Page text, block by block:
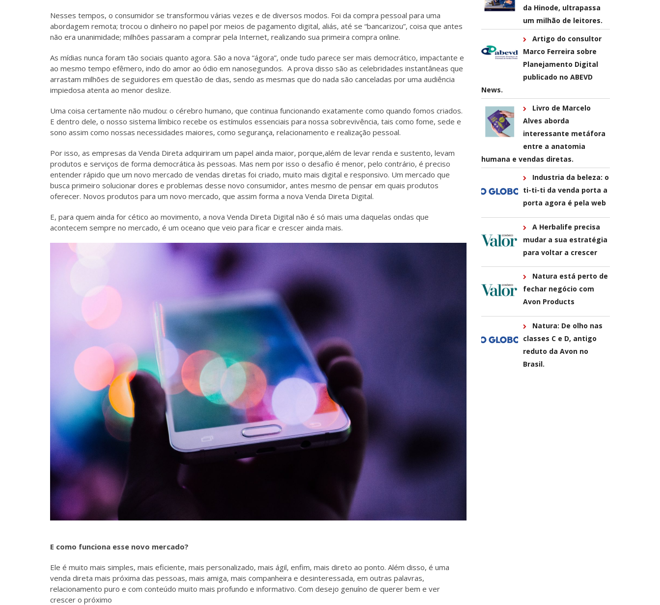
Nesses tempos, o consumidor se transformou várias vezes e de diversos modos. Foi da compra pessoal para uma
abordagem remota; trocou o dinheiro no papel por meios de pagamento digital, aliás, até se “bancarizou”, coisa que antes
não era unanimidade; milhões passaram a comprar pela Internet, realizando sua primeira compra online.
As mídias nunca foram tão sociais quanto agora. São a nova “ágora”, onde tudo parece ser mais democrático, impactante e
ao mesmo tempo efêmero, indo do amor ao ódio em nanosegundos. A prova disso são as celebridades instantâneas que
arrastam milhões de seguidores em questão de dias, sendo as mesmas que do nada são canceladas por uma audiência
impiedosa atenta ao menor deslize.
Uma coisa certamente não mudou: o cérebro humano, que continua funcionando exatamente como quando fomos criados.
E dentro dele, o nosso sistema límbico recebe os estímulos essenciais para nossa sobrevivência, tais como fome, sede e
sono assim como nossas necessidades maiores, como segurança, relacionamento e realização pessoal.
Por isso, as empresas da Venda Direta adquiriram um papel ainda maior, porque,além de levar renda e sustento, levam
produtos e serviços de forma democrática às pessoas. Mas nem por isso o desafio é menor, pelo contrário, é preciso
entender rápido que um novo mercado de vendas diretas foi criado, muito mais digital e responsivo. Um mercado que
busca primeiro solucionar dores e problemas desse novo consumidor, antes mesmo de pensar em quais produtos
oferecer. Novos produtos para um novo mercado, que assim forma a nova Venda Direta Digital.
E, para quem ainda for cético ao movimento, a nova Venda Direta Digital não é só mais uma daquelas ondas que
acontecem sempre no mercado, é um oceano que veio para ficar e crescer ainda mais.
E como funciona esse novo mercado?
Ele é muito mais simples, mais eficiente, mais personalizado, mais ágil, enfim, mais direto ao ponto. Além disso, é uma
venda direta mais próxima das pessoas, mais amiga, mais companheira e desinteressada, em outras palavras,
relacionamento puro e com conteúdo muito mais profundo e informativo. Com desejo genuíno de querer bem e ver
crescer o próximo
da Hinode, ultrapassa
um milhão de leitores.
Artigo do consultor
Marco Ferreira sobre
Planejamento Digital
publicado no ABEVD
News.
Livro de Marcelo
Alves aborda
interessante metáfora
entre a anatomia
humana e vendas diretas.
Industria da beleza: o
ti-ti-ti da venda porta a
porta agora é pela web
A Herbalife precisa
mudar a sua estratégia
para voltar a crescer
Natura está perto de
fechar negócio com
Avon Products
Natura: De olho nas
classes C e D, antigo
reduto da Avon no
Brasil.